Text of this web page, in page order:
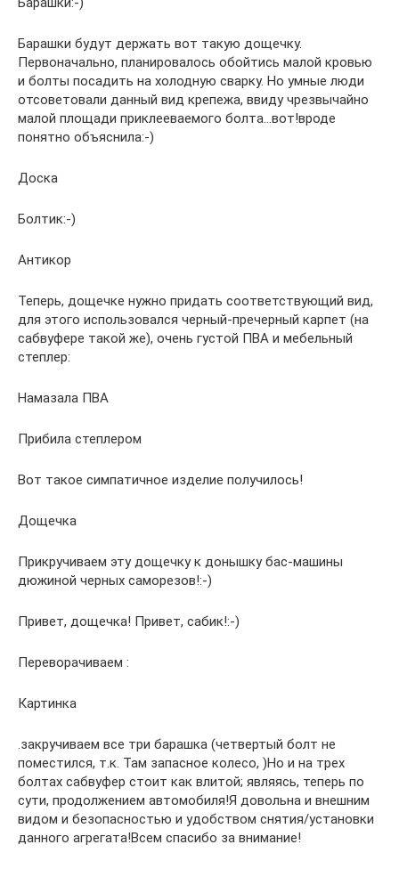
Барашки будут держать вот такую дощечку.
Первоначально, планировалось обойтись малой кровью
и болты посадить на холодную сварку. Но умные люди
отсоветовали данный вид крепежа, ввиду чрезвычайно
малой площади приклееваемого болта…вот!вроде
понятно объяснила:-)
Доска
Болтик:-)
Антикор
Теперь, дощечке нужно придать соответствующий вид,
для этого использовался черный-пречерный карпет (на
сабвуфере такой же), очень густой ПВА и мебельный
степлер:
Намазала ПВА
Прибила степлером
Вот такое симпатичное изделие получилось!
Дощечка
Прикручиваем эту дощечку к донышку бас-машины
дюжиной черных саморезов!:-)
Привет, дощечка! Привет, сабик!:-)
Переворачиваем :
Картинка
.закручиваем все три барашка (четвертый болт не
поместился, т.к. Там запасное колесо, )Но и на трех
болтах сабвуфер стоит как влитой; являясь, теперь по
сути, продолжением автомобиля!Я довольна и внешним
видом и безопасностью и удобством снятия/установки
данного агрегата!Всем спасибо за внимание!